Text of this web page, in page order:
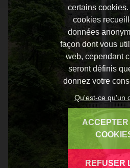
certains
cookies
données
façon dont vous
web, cependant
seront définis
donnez votre
Qu'est-ce qu'un
ACCEPTER
REFUSER